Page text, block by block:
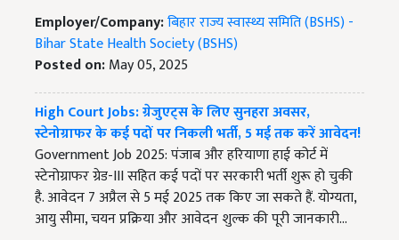
Employer/Company:बिहार राज्य स्वास्थ्य समिति (BSHS) -
Bihar State Health Society (BSHS)
Posted on:May 05, 2025
High Court Jobs: ग्रेजुएट्स के लिए सुनहरा अवसर,
स्टेनोग्राफर के कई पदों पर निकली भर्ती, 5 मई तक करें आवेदन!
Government Job 2025: पंजाब और हरियाणा हाई कोर्ट में
स्टेनोग्राफर ग्रेड-III सहित कई पदों पर सरकारी भर्ती शुरू हो चुकी
है. आवेदन 7 अप्रैल से 5 मई 2025 तक किए जा सकते हैं. योग्यता,
आयु सीमा, चयन प्रक्रिया और आवेदन शुल्क की पूरी जानकारी…